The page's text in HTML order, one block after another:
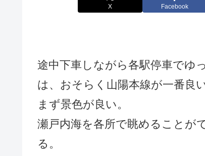
X Facebook
途中下車しながら各駅停車でゆ
は、おそらく山陽本線が一番良
まず景色が良い。
瀬戸内海を各所で眺めることが
る。